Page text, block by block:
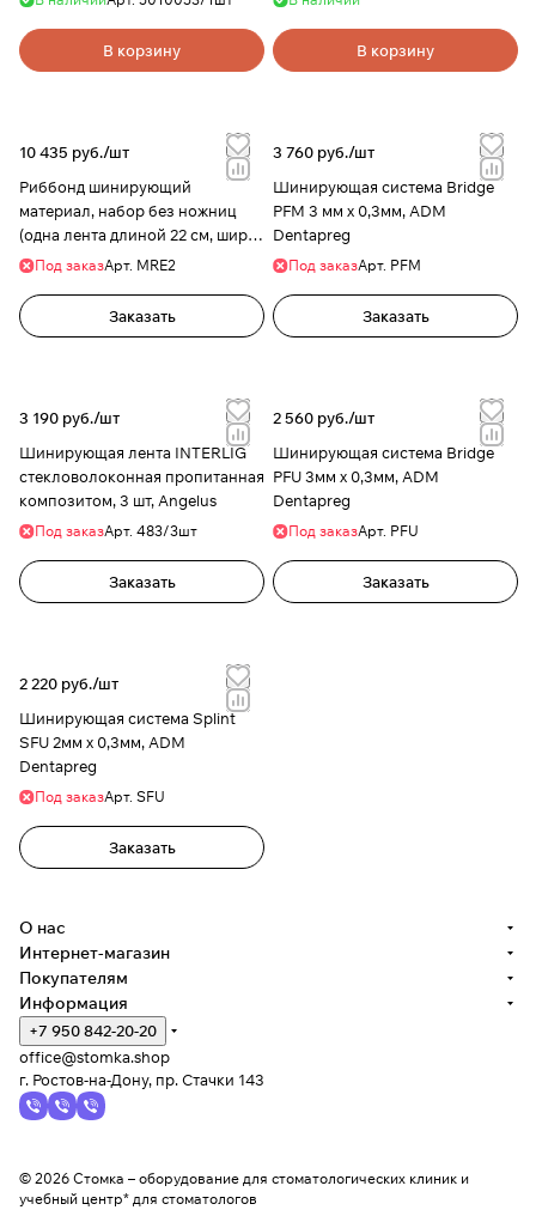
В корзину В корзину
10 435 руб./шт
Риббонд шинирующий
материал, набор без ножниц
(одна лента длиной 22 см, шир. 2
мм, толщиной 0,35мм, Ribbond
Под заказАрт. MRE2
Заказать
3 760 руб./шт
Шинирующая система Bridge
PFM 3 мм х 0,3мм, ADM
Dentapreg
Под заказАрт. PFM
Заказать
3 190 руб./шт
Шинирующая лента INTERLIG
стекловолоконная пропитанная
композитом, 3 шт, Angelus
Под заказАрт. 483/3шт
Заказать
2 560 руб./шт
Шинирующая система Bridge
PFU 3мм х 0,3мм, ADM
Dentapreg
Под заказАрт. PFU
Заказать
2 220 руб./шт
Шинирующая система Splint
SFU 2мм х 0,3мм, ADM
Dentapreg
Под заказАрт. SFU
Заказать
О нас
Интернет-магазин
Покупателям
Информация
+7 950 842-20-20
office@stomka.shop
г. Ростов-на-Дону, пр. Стачки 143
© 2026 Стомка – оборудование для стоматологических клиник и
учебный центр* для стоматологов